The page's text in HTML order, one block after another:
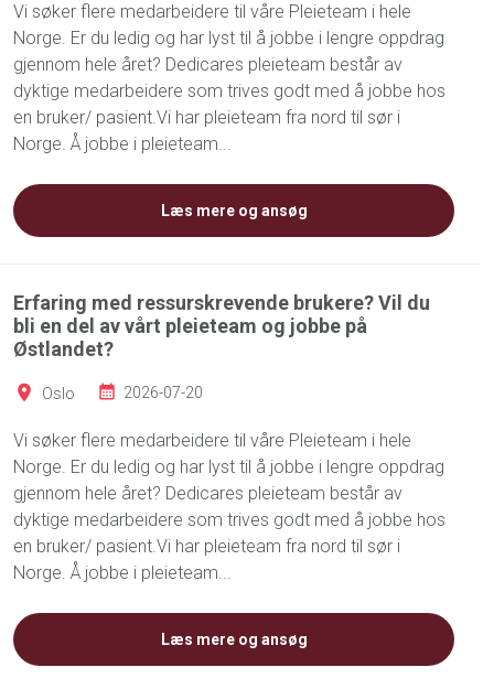
Vi søker flere medarbeidere til våre Pleieteam i hele
Norge. Er du ledig og har lyst til å jobbe i lengre oppdrag
gjennom hele året? Dedicares pleieteam består av
dyktige medarbeidere som trives godt med å jobbe hos
en bruker/ pasient.Vi har pleieteam fra nord til sør i
Norge. Å jobbe i pleieteam...
Læs mere og ansøg
Erfaring med ressurskrevende brukere? Vil du
bli en del av vårt pleieteam og jobbe på
Østlandet?
Oslo 2026-07-20
Vi søker flere medarbeidere til våre Pleieteam i hele
Norge. Er du ledig og har lyst til å jobbe i lengre oppdrag
gjennom hele året? Dedicares pleieteam består av
dyktige medarbeidere som trives godt med å jobbe hos
en bruker/ pasient.Vi har pleieteam fra nord til sør i
Norge. Å jobbe i pleieteam...
Læs mere og ansøg